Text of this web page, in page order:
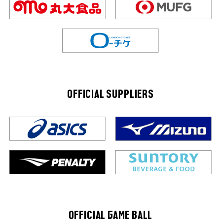
OFFICIAL SUPPLIERS
OFFICIAL GAME BALL